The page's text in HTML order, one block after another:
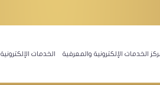
الخدمات الإلكترونية والمعرفية الخدمات الإلكترونية